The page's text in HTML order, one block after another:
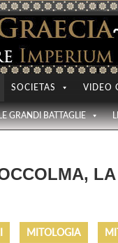
SOCIETAS VIDEO
GRANDI BATTAGLIE
MITOLOGIA